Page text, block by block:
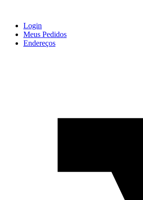
Login
Meus Pedidos
Endereços